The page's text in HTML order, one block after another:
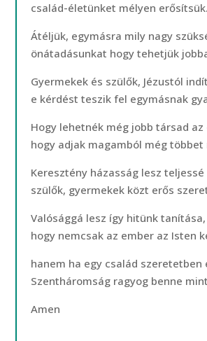
család-életünket mélyen erősítsük.
Átéljük, egymásra mily nagy
önátadásunkat hogy tehetjük
Gyermekek és szülők, Jézustól
e kérdést teszik fel egymásnak
Hogy lehetnék még jobb társad az
hogy adjak magamból még többet
Keresztény házasság lesz teljessé
szülők, gyermekek közt erős
Valósággá lesz így hitünk tanítása,
hogy nemcsak az ember az Isten
hanem ha egy család szeretetben
Szentháromság ragyog benne
Amen